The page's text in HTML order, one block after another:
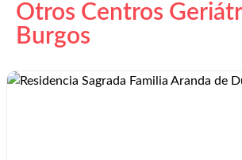
Otros Centros
Burgos